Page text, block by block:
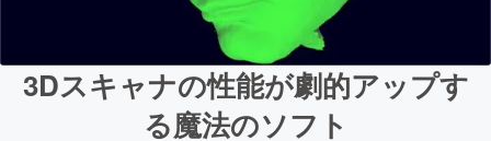
3Dスキャナの性能が劇的アップす
る魔法のソフト